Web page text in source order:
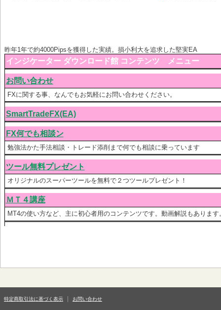
昨年1年で約4000Pipsを獲得した実績。損小利大を追求した堅実EA
インジケーター ダウンロード館 コンテンツ メニュー
お問い合わせ
FXに関する事、なんでもお気軽にお問い合わせください。
SmartTradeFX(EA)
FX何でも相談ン
勉強法かた手法相談・トレード添削まで何でも相談に乗っています
ツール無料プレゼント
オリジナルのスーパーツールを無料で２つツールプレゼント！
ＭＴ４講座
MT4の使い方など、主に初心者用のコンテンツです。動画解説もあります
特定商取引法に基づく表示 お問い合わせ